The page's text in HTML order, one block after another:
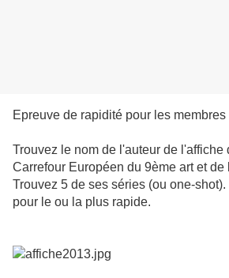
Epreuve de rapidité pour les
Trouvez le nom de l'auteur de l'affiche
Carrefour Européen du 9ème art et
Trouvez 5 de ses séries (ou one-
pour le ou la plus rapide.